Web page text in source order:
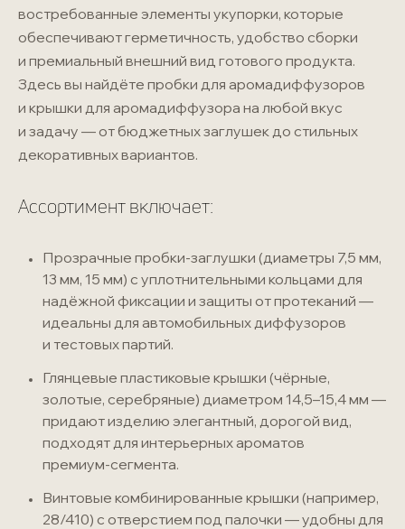
востребованные элементы укупорки, которые
обеспечивают герметичность, удобство сборки
и премиальный внешний вид готового продукта.
Здесь вы найдёте пробки для аромадиффузоров
и крышки для аромадиффузора на любой вкус
и задачу — от бюджетных заглушек до стильных
декоративных вариантов.
Ассортимент включает:
Прозрачные пробки-заглушки (диаметры 7,5 мм,
13 мм, 15 мм) с уплотнительными кольцами для
надёжной фиксации и защиты от протеканий —
идеальны для автомобильных диффузоров
и тестовых партий.
Глянцевые пластиковые крышки (чёрные,
золотые, серебряные) диаметром 14,5–15,4 мм —
придают изделию элегантный, дорогой вид,
подходят для интерьерных ароматов
премиум-сегмента.
Винтовые комбинированные крышки (например,
28/410) с отверстием под палочки — удобны для